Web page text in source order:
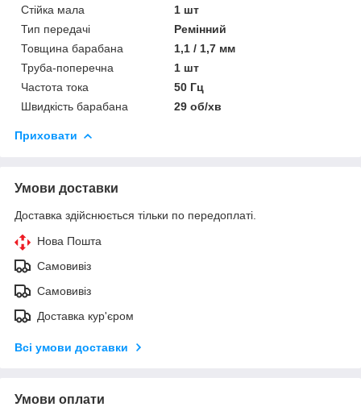
Стійка мала
1 шт
Тип передачі
Ремінний
Товщина барабана
1,1 / 1,7 мм
Труба-поперечна
1 шт
Частота тока
50 Гц
Швидкість барабана
29 об/хв
Приховати
Умови доставки
Доставка здійснюється тільки по передоплаті.
Нова Пошта
Самовивіз
Самовивіз
Доставка кур'єром
Всі умови доставки
Умови оплати